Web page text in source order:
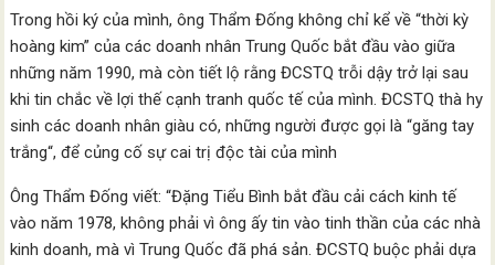
Trong hồi ký của mình, ông Thẩm Đống không chỉ kể về “thời kỳ
hoàng kim” của các doanh nhân Trung Quốc bắt đầu vào giữa
những năm 1990, mà còn tiết lộ rằng ĐCSTQ trỗi dậy trở lại sau
khi tin chắc về lợi thế cạnh tranh quốc tế của mình. ĐCSTQ thà hy
sinh các doanh nhân giàu có, những người được gọi là “găng tay
trắng“, để củng cố sự cai trị độc tài của mình
Ông Thẩm Đống viết: “Đặng Tiểu Bình bắt đầu cải cách kinh tế
vào năm 1978, không phải vì ông ấy tin vào tinh thần của các nhà
kinh doanh, mà vì Trung Quốc đã phá sản. ĐCSTQ buộc phải dựa